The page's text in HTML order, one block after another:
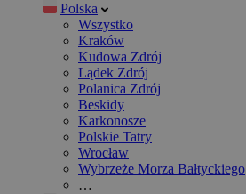
Polska
Wszystko
Kraków
Kudowa Zdrój
Lądek Zdrój
Polanica Zdrój
Beskidy
Karkonosze
Polskie Tatry
Wrocław
Wybrzeże Morza Bałtyckiego
…